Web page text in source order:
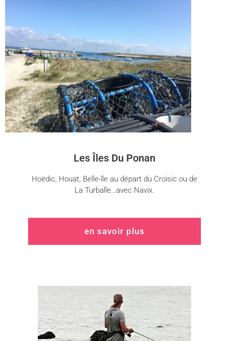
Les Îles Du Ponan
Hoëdic, Houat, Belle-île au départ du Croisic ou de
La Turballe…avec Navix.
en savoir plus